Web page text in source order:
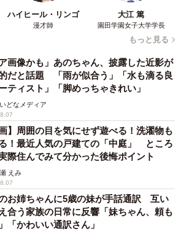
・子育て・学び・仕事・文化がゆる
ニティづくりを推進。地域の多職種
ら、子どもたちが健やかに育つ環境づ
。
ハイヒール・リンゴ
漫才師
大江 篤
園田学園女子大学学長
もっと見る
ア画像かも」あのちゃん、披露した近影が
だと話題 「雨が似合う」「水も滴る良
ティスト」「脚めっちゃきれい」
どなメディア
画】周囲の目を気にせず遊べる！洗濯物も
！最近人気の戸建ての「中庭」 ところ
際住んでみて分かった後悔ポイント
えみ
お姉ちゃんに5歳の妹が手話通訳 互い
合う家族の日常に反響「妹ちゃん、頼も
「かわいい通訳さん」